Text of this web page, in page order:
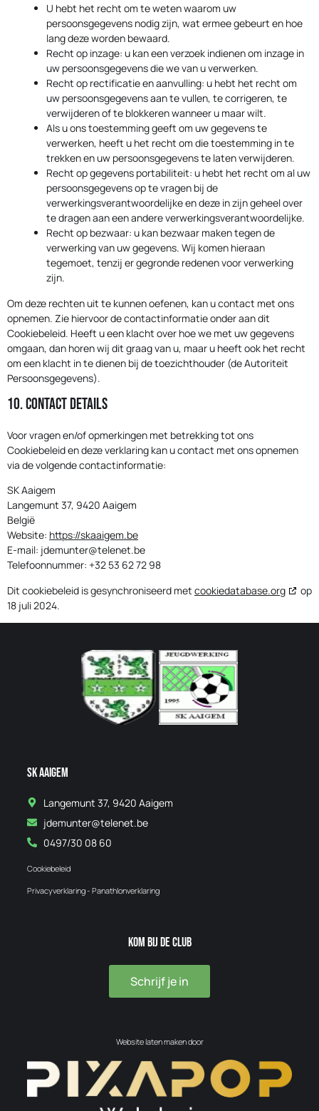
U hebt het recht om te weten waarom uw
persoonsgegevens nodig zijn, wat ermee gebeurt en hoe
lang deze worden bewaard.
Recht op inzage: u kan een verzoek indienen om inzage in
uw persoonsgegevens die we van u verwerken.
Recht op rectificatie en aanvulling: u hebt het recht om
uw persoonsgegevens aan te vullen, te corrigeren, te
verwijderen of te blokkeren wanneer u maar wilt.
Als u ons toestemming geeft om uw gegevens te
verwerken, heeft u het recht om die toestemming in te
trekken en uw persoonsgegevens te laten verwijderen.
Recht op gegevens portabiliteit: u hebt het recht om al uw
persoonsgegevens op te vragen bij de
verwerkingsverantwoordelijke en deze in zijn geheel over
te dragen aan een andere verwerkingsverantwoordelijke.
Recht op bezwaar: u kan bezwaar maken tegen de
verwerking van uw gegevens. Wij komen hieraan
tegemoet, tenzij er gegronde redenen voor verwerking
zijn.
Om deze rechten uit te kunnen oefenen, kan u contact met ons
opnemen. Zie hiervoor de contactinformatie onder aan dit
Cookiebeleid. Heeft u een klacht over hoe we met uw gegevens
omgaan, dan horen wij dit graag van u, maar u heeft ook het recht
om een klacht in te dienen bij de toezichthouder (de Autoriteit
Persoonsgegevens).
10. Contact details
Voor vragen en/of opmerkingen met betrekking tot ons
Cookiebeleid en deze verklaring kan u contact met ons opnemen
via de volgende contactinformatie:
SK Aaigem
Langemunt 37, 9420 Aaigem
België
Website: https://skaaigem.be
E-mail: jdemunter@telenet.be
Telefoonnummer: +32 53 62 72 98
Dit cookiebeleid is gesynchroniseerd met cookiedatabase.org
op
18 juli 2024.
SK AAigem
Langemunt 37, 9420 Aaigem
jdemunter@telenet.be
0497/30 08 60
Cookiebeleid
Privacyverklaring - Panathlonverklaring
Kom bij de club
Schrijf je in
Website laten maken door